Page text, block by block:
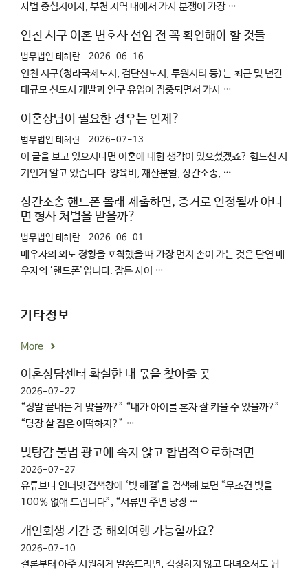
사법 중심지이자, 부천 지역 내에서 가사 분쟁이 가장 …
인천 서구 이혼 변호사 선임 전 꼭 확인해야 할 것들
법무법인 테헤란 2026-06-16
인천 서구(청라국제도시, 검단신도시, 루원시티 등)는 최근 몇 년간
대규모 신도시 개발과 인구 유입이 집중되면서 가사 …
이혼상담이 필요한 경우는 언제?
법무법인 테헤란 2026-07-13
이 글을 보고 있으시다면 이혼에 대한 생각이 있으셨겠죠? 힘드신 시
기인거 알고 있습니다. 양육비, 재산분할, 상간소송, …
상간소송 핸드폰 몰래 제출하면, 증거로 인정될까 아니
면 형사 처벌을 받을까?
법무법인 테헤란 2026-06-01
배우자의 외도 정황을 포착했을 때 가장 먼저 손이 가는 것은 단연 배
우자의 ‘핸드폰’입니다. 잠든 사이 …
기타정보
More
이혼상담센터 확실한 내 몫을 찾아줄 곳
2026-07-27
“정말 끝내는 게 맞을까?” “내가 아이를 혼자 잘 키울 수 있을까?”
“당장 살 집은 어떡하지?” …
빚탕감 불법 광고에 속지 않고 합법적으로하려면
2026-07-27
유튜브나 인터넷 검색창에 ‘빚 해결’을 검색해 보면 “무조건 빚을
100% 없애 드립니다”, “서류만 주면 당장 …
개인회생 기간 중 해외여행 가능할까요?
2026-07-10
결론부터 아주 시원하게 말씀드리면, 걱정하지 않고 다녀오셔도 됩